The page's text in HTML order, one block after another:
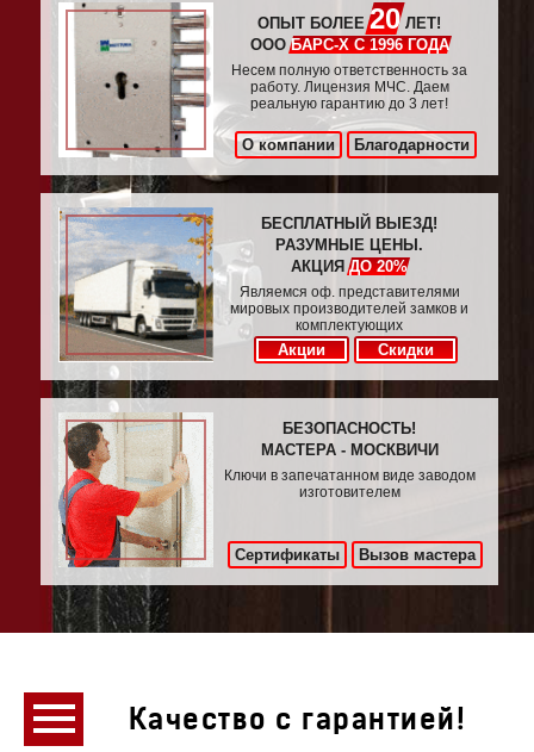
ОПЫТ БОЛЕЕ20ЛЕТ!
ОООБАРС-Х С 1996 ГОДА
Несем полную ответственность за
работу. Лицензия МЧС. Даем
реальную гарантию до 3 лет!
О компании Благодарности
БЕСПЛАТНЫЙ ВЫЕЗД!
РАЗУМНЫЕ ЦЕНЫ.
АКЦИЯДО 20%
Являемся оф. представителями
мировых производителей замков и
комплектующих
Акции Скидки
БЕЗОПАСНОСТЬ!
МАСТЕРА - МОСКВИЧИ
Ключи в запечатанном виде заводом
изготовителем
Сертификаты Вызов мастера
Качество с гарантией!